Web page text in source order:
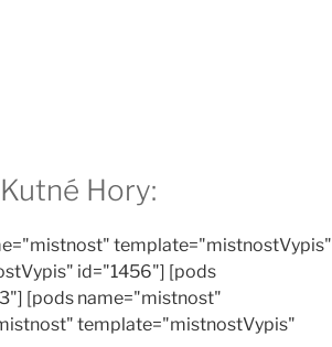
Hory:
template="mistnostVypis"
id="1456"] [pods
[pods name="mistnost"
template="mistnostVypis"